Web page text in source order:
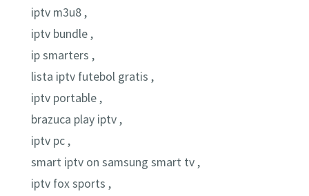
iptv m3u8 ,
iptv bundle ,
ip smarters ,
lista iptv futebol gratis ,
iptv portable ,
brazuca play iptv ,
iptv pc ,
smart iptv on samsung smart tv ,
iptv fox sports ,